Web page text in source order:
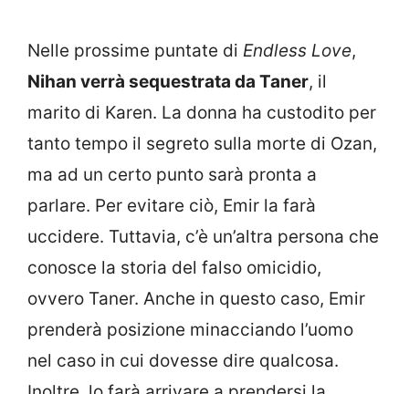
Nelle prossime puntate di Endless Love,
Nihan verrà sequestrata da Taner, il
marito di Karen. La donna ha custodito per
tanto tempo il segreto sulla morte di Ozan,
ma ad un certo punto sarà pronta a
parlare. Per evitare ciò, Emir la farà
uccidere. Tuttavia, c’è un’altra persona che
conosce la storia del falso omicidio,
ovvero Taner. Anche in questo caso, Emir
prenderà posizione minacciando l’uomo
nel caso in cui dovesse dire qualcosa.